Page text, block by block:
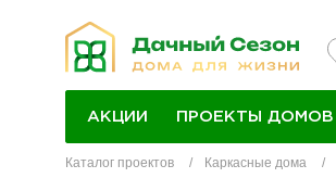
АКЦИИ ПРОЕКТЫ ДОМОВ
Каталог проектов Каркасные дома